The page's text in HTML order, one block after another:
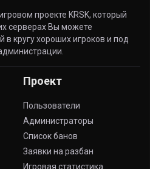
проекте KRSK, который
серверах Вы можете
в кругу хороших игроков и под
Проект
Пользователи
Администраторы
Список банов
Заявки на разбан
Игровая статистика